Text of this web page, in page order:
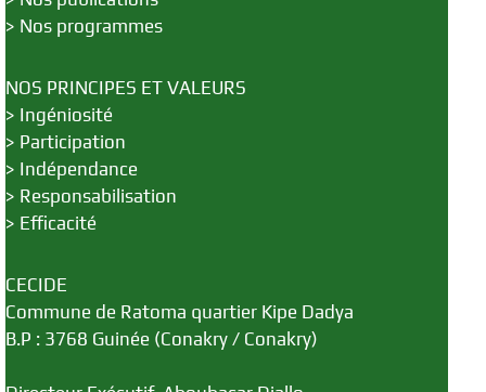
> Nos programmes
NOS PRINCIPES ET VALEURS
> Ingéniosité
> Participation
> Indépendance
> Responsabilisation
> Efficacité
CECIDE
Commune de Ratoma quartier Kipe Dadya
B.P : 3768 Guinée (Conakry / Conakry)